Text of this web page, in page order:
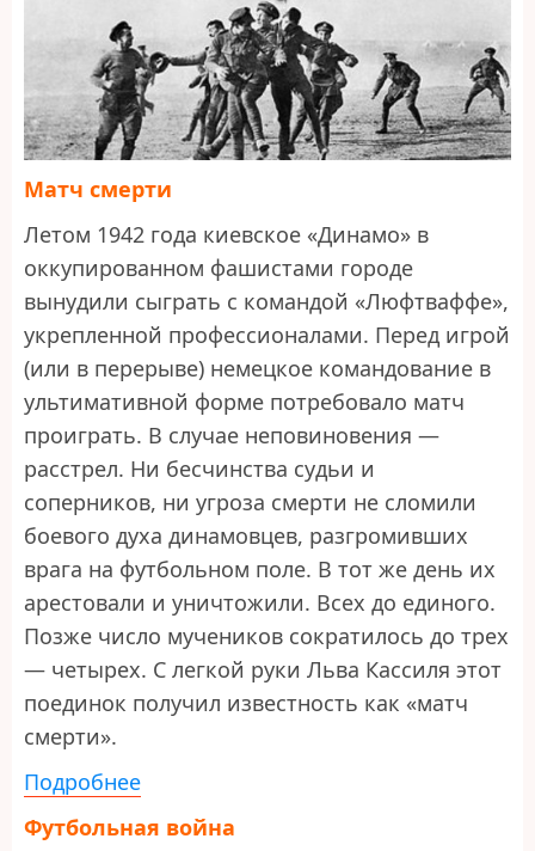
Матч смерти
Летом 1942 года киевское «Динамо» в
оккупированном фашистами городе
вынудили сыграть с командой «Люфтваффе»,
укрепленной профессионалами. Перед игрой
(или в перерыве) немецкое командование в
ультимативной форме потребовало матч
проиграть. В случае неповиновения —
расстрел. Ни бесчинства судьи и
соперников, ни угроза смерти не сломили
боевого духа динамовцев, разгромивших
врага на футбольном поле. В тот же день их
арестовали и уничтожили. Всех до единого.
Позже число мучеников сократилось до трех
— четырех. С легкой руки Льва Кассиля этот
поединок получил известность как «матч
смерти».
Подробнее
Футбольная война